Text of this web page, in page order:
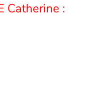
Catherine :